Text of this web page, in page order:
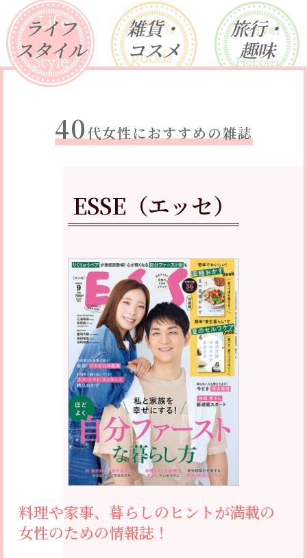
ライフ
スタイル
雑貨・
コスメ
旅行・
趣味
40代女性におすすめの雑誌
ESSE（エッセ）
料理や家事、暮らしのヒントが満載の
女性のための情報誌！